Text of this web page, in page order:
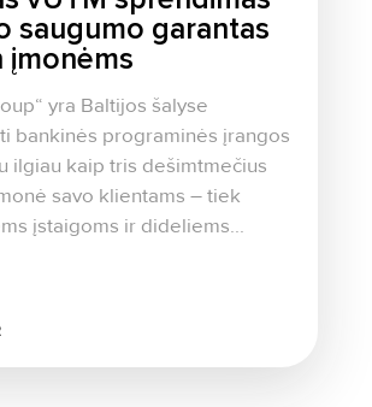
saugumo garantas
įmonėms
yra Baltijos šalyse
bankinės programinės įrangos
ilgiau kaip tris dešimtmečius
savo klientams – tiek
įstaigoms ir dideliems...